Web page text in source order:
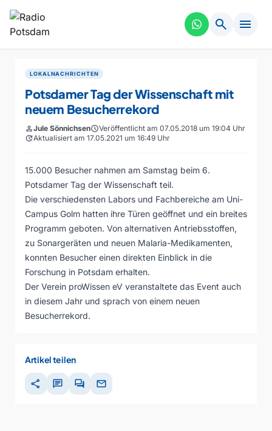
search menu
LOKALNACHRICHTEN
Potsdamer Tag der Wissenschaft mit
neuem Besucherrekord
personJule SönnichsenscheduleVeröffentlicht am 07.05.2018 um 19:04 Uhr
updateAktualisiert am 17.05.2021 um 16:49 Uhr
15.000 Besucher nahmen am Samstag beim 6.
Potsdamer Tag der Wissenschaft teil.
Die verschiedensten Labors und Fachbereiche am Uni-
Campus Golm hatten ihre Türen geöffnet und ein breites
Programm geboten. Von alternativen Antriebsstoffen,
zu Sonargeräten und neuen Malaria-Medikamenten,
konnten Besucher einen direkten Einblick in die
Forschung in Potsdam erhalten.
Der Verein proWissen eV veranstaltete das Event auch
in diesem Jahr und sprach von einem neuen
Besucherrekord.
Artikel teilen
share chat forum mail